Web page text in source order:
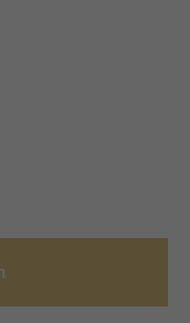
mus. Donec